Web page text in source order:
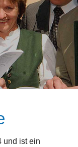
und ist ein